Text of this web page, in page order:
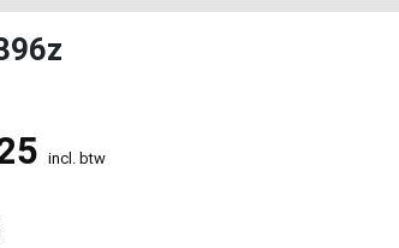
incl. btw